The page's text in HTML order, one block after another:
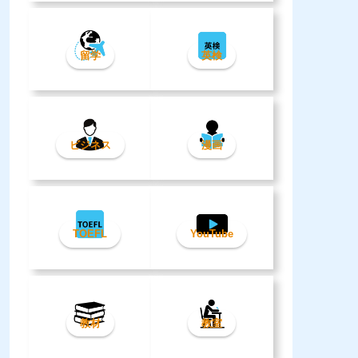
留学 英検
ビジネス 漫画
TOEFL YouTube
教材 教室